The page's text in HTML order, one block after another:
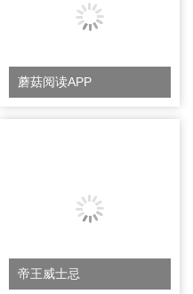
蘑菇阅读APP
帝王威士忌